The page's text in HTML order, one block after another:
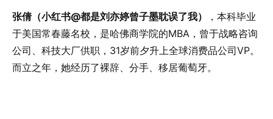
张倩（小红书@都是刘亦婷曾子墨耽误了我）
，本科毕业
于美国常春藤名校，是哈佛商学院的MBA，曾于战略咨询
公司、科技大厂供职，31岁前夕升上全球消费品公司VP。
而立之年，她经历了裸辞、分手、移居葡萄牙。